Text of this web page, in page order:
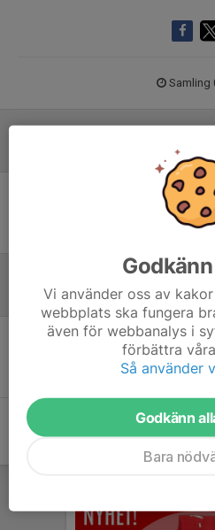
Samling
Ingen
Referat
Inget
Vi använder oss av
webbplats ska fungera
även för webbanalys i
förbättra
Så använder
Godkänn
Bara